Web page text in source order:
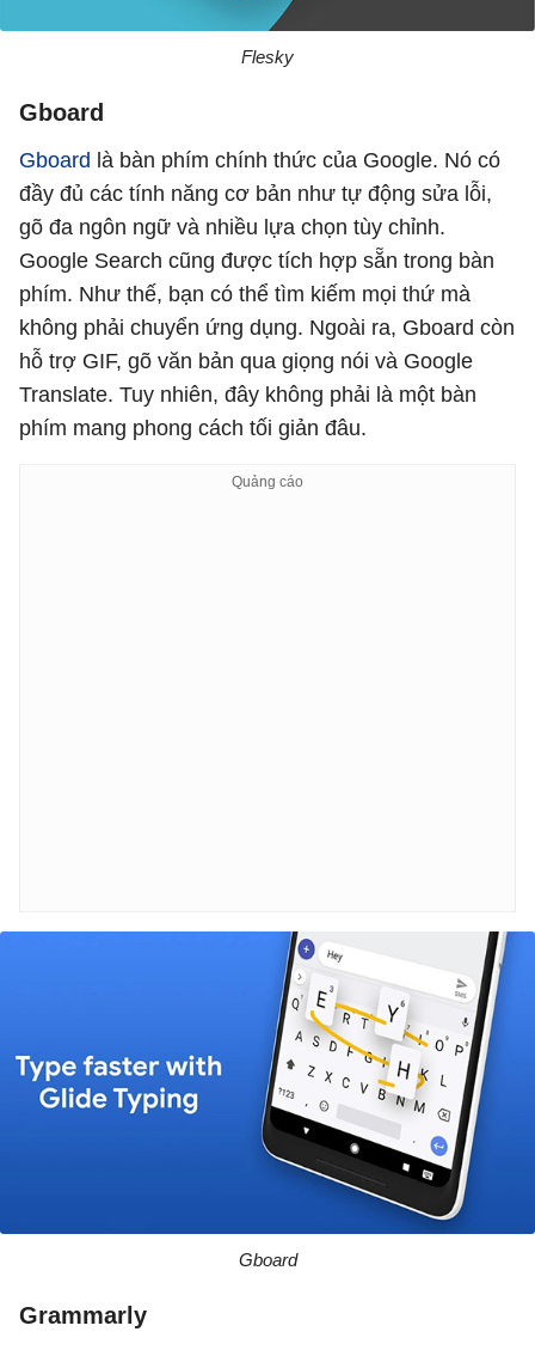
Flesky
Gboard
Gboard là bàn phím chính thức của Google. Nó có
đầy đủ các tính năng cơ bản như tự động sửa lỗi,
gõ đa ngôn ngữ và nhiều lựa chọn tùy chỉnh.
Google Search cũng được tích hợp sẵn trong bàn
phím. Như thế, bạn có thể tìm kiếm mọi thứ mà
không phải chuyển ứng dụng. Ngoài ra, Gboard còn
hỗ trợ GIF, gõ văn bản qua giọng nói và Google
Translate. Tuy nhiên, đây không phải là một bàn
phím mang phong cách tối giản đâu.
Gboard
Grammarly